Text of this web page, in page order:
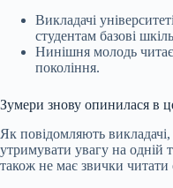
Викладачі
студентам базові
Нинішня молодь
покоління.
Зумери знову опинилася в
Як повідомляють викладачі,
утримувати увагу на одній
також не має звички читати